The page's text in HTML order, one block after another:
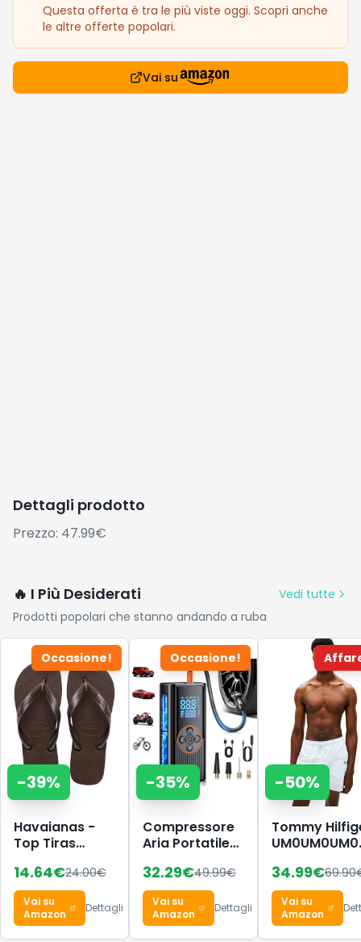
Questa offerta è tra le più viste oggi. Scopri anche
le altre offerte popolari.
Vai su
Dettagli prodotto
Prezzo: 47.99€
🔥 I Più Desiderati
Vedi tutte
Prodotti popolari che stanno andando a ruba
Occasione!
-39%
Havaianas -
Top Tiras
Infradito
14.64€24.00€
Vai su
Amazon
Dettagli
Occasione!
-35%
Compressore
Aria Portatile
8000mAh,
150PSI Pompa
per Bicicletta a
Doppia
32.29€49.99€
Vai su
Amazon
Dettagli
-50%
Tommy
Bagno da
Uomo, Taglia
M, con
Coulisse e
34.99€69.90
Vai su
Amazon